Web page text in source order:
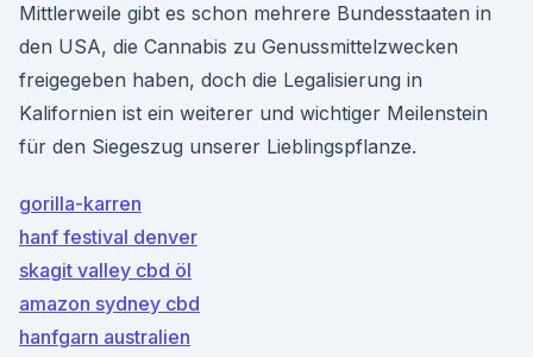
Mittlerweile gibt es schon mehrere Bundesstaaten in
den USA, die Cannabis zu Genussmittelzwecken
freigegeben haben, doch die Legalisierung in
Kalifornien ist ein weiterer und wichtiger Meilenstein
für den Siegeszug unserer Lieblingspflanze.
gorilla-karren
hanf festival denver
skagit valley cbd öl
amazon sydney cbd
hanfgarn australien